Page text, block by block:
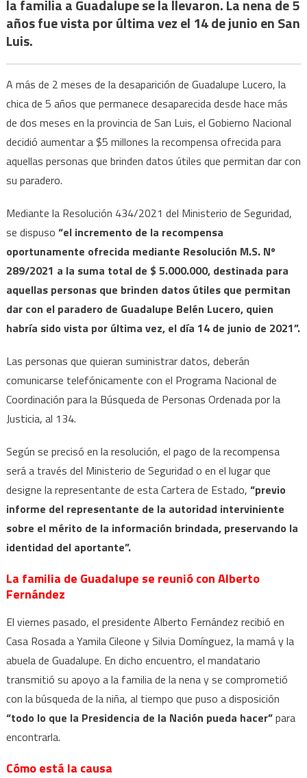
datos
Lucero:
cómo
está
la
causa
la familia a Guadalupe se la llevaron. La nena de 5
años fue vista por última vez el 14 de junio en San
Luis.
A más de 2 meses de la desaparición de Guadalupe Lucero, la
chica de 5 años que permanece desaparecida desde hace más
de dos meses en la provincia de San Luis, el Gobierno Nacional
decidió aumentar a $5 millones la recompensa ofrecida para
aquellas personas que brinden datos útiles que permitan dar con
su paradero.
Mediante la Resolución 434/2021 del Ministerio de Seguridad,
se dispuso “el incremento de la recompensa
oportunamente ofrecida mediante Resolución M.S. Nº
289/2021 a la suma total de $ 5.000.000, destinada para
aquellas personas que brinden datos útiles que permitan
dar con el paradero de Guadalupe Belén Lucero, quien
habría sido vista por última vez, el día 14 de junio de 2021”.
Las personas que quieran suministrar datos, deberán
comunicarse telefónicamente con el Programa Nacional de
Coordinación para la Búsqueda de Personas Ordenada por la
Justicia, al 134.
Según se precisó en la resolución, el pago de la recompensa
será a través del Ministerio de Seguridad o en el lugar que
designe la representante de esta Cartera de Estado, “previo
informe del representante de la autoridad interviniente
sobre el mérito de la información brindada, preservando la
identidad del aportante”.
La familia de Guadalupe se reunió con Alberto
Fernández
El viernes pasado, el presidente Alberto Fernández recibió en
Casa Rosada a Yamila Cileone y Silvia Domínguez, la mamá y la
abuela de Guadalupe. En dicho encuentro, el mandatario
transmitió su apoyo a la familia de la nena y se comprometió
con la búsqueda de la niña, al tiempo que puso a disposición
“todo lo que la Presidencia de la Nación pueda hacer”para
encontrarla.
Cómo está la causa